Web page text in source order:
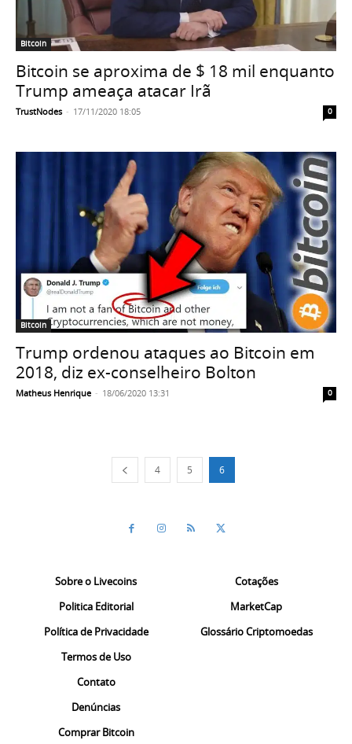
Bitcoin
Bitcoin se aproxima de $ 18 mil enquanto
Trump ameaça atacar Irã
TrustNodes - 17/11/2020 18:05 0
Bitcoin
Trump ordenou ataques ao Bitcoin em
2018, diz ex-conselheiro Bolton
Matheus Henrique - 18/06/2020 13:31 0
4 5 6
Sobre o Livecoins
Politica Editorial
Política de Privacidade
Termos de Uso
Contato
Denúncias
Comprar Bitcoin
Cotações
MarketCap
Glossário Criptomoedas